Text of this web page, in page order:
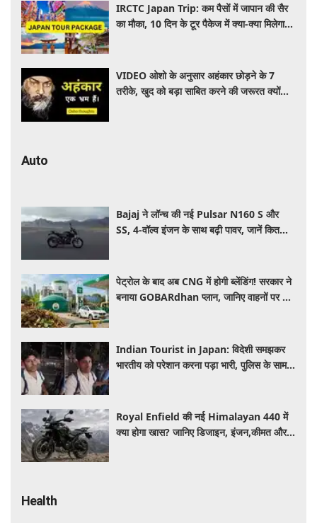
IRCTC Japan Trip: कम पैसों में जापान की सैर
का मौका, 10 दिन के टूर पैकेज में क्या-क्या मिलेगा?
VIDEO ओशो के अनुसार अहंकार छोड़ने के 7
तरीके, खुद को बड़ा साबित करने की जरूरत क्यों
Auto
Bajaj ने लॉन्च की नई Pulsar N160 S और
SS, 4-वॉल्व इंजन के साथ बढ़ी पावर, जानें कितनी है
पेट्रोल के बाद अब CNG में होगी ब्लेंडिंग! सरकार ने
बनाया GOBARdhan प्लान, जानिए वाहनों पर क्या
Indian Tourist in Japan: विदेशी समझकर
भारतीय को परेशान करना पड़ा भारी, पुलिस के सामने
Royal Enfield की नई Himalayan 440 में
क्या होगा खास? जानिए डिजाइन, इंजन,कीमत और
Health